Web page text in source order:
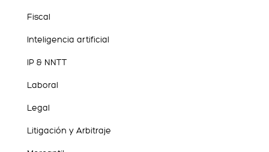
Fiscal
Inteligencia artificial
IP & NNTT
Laboral
Legal
Litigación y Arbitraje